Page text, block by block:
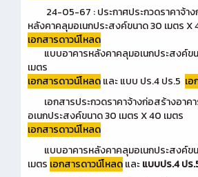
24-05-67 : ประกาศประกวดราคาจ้า
หลังคาคลุมอเนกประสงค์ขนาด 30 เมตร X
เอกสารดาวน์โหลด
แบบอาคารหลังคาคลุมอเนกประสงค์ข
เมตร
เอกสารดาวน์โหลดและ แบบ ปร.4 ปร.5 เ
เอกสารประกวดราคาจ้างก่อสร้างอาค
อเนกประสงค์ขนาด 30 เมตร X 40 เมตร
เอกสารดาวน์โหลด
แบบอาคารหลังคาคลุมอเนกประสงค์ข
เมตร เอกสารดาวน์โหลดและแบบปร.4 ปร